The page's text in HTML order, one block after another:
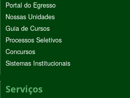
Portal do Egresso
Nossas Unidades
Guia de Cursos
Processos Seletivos
Concursos
Sistemas Institucionais
Serviços